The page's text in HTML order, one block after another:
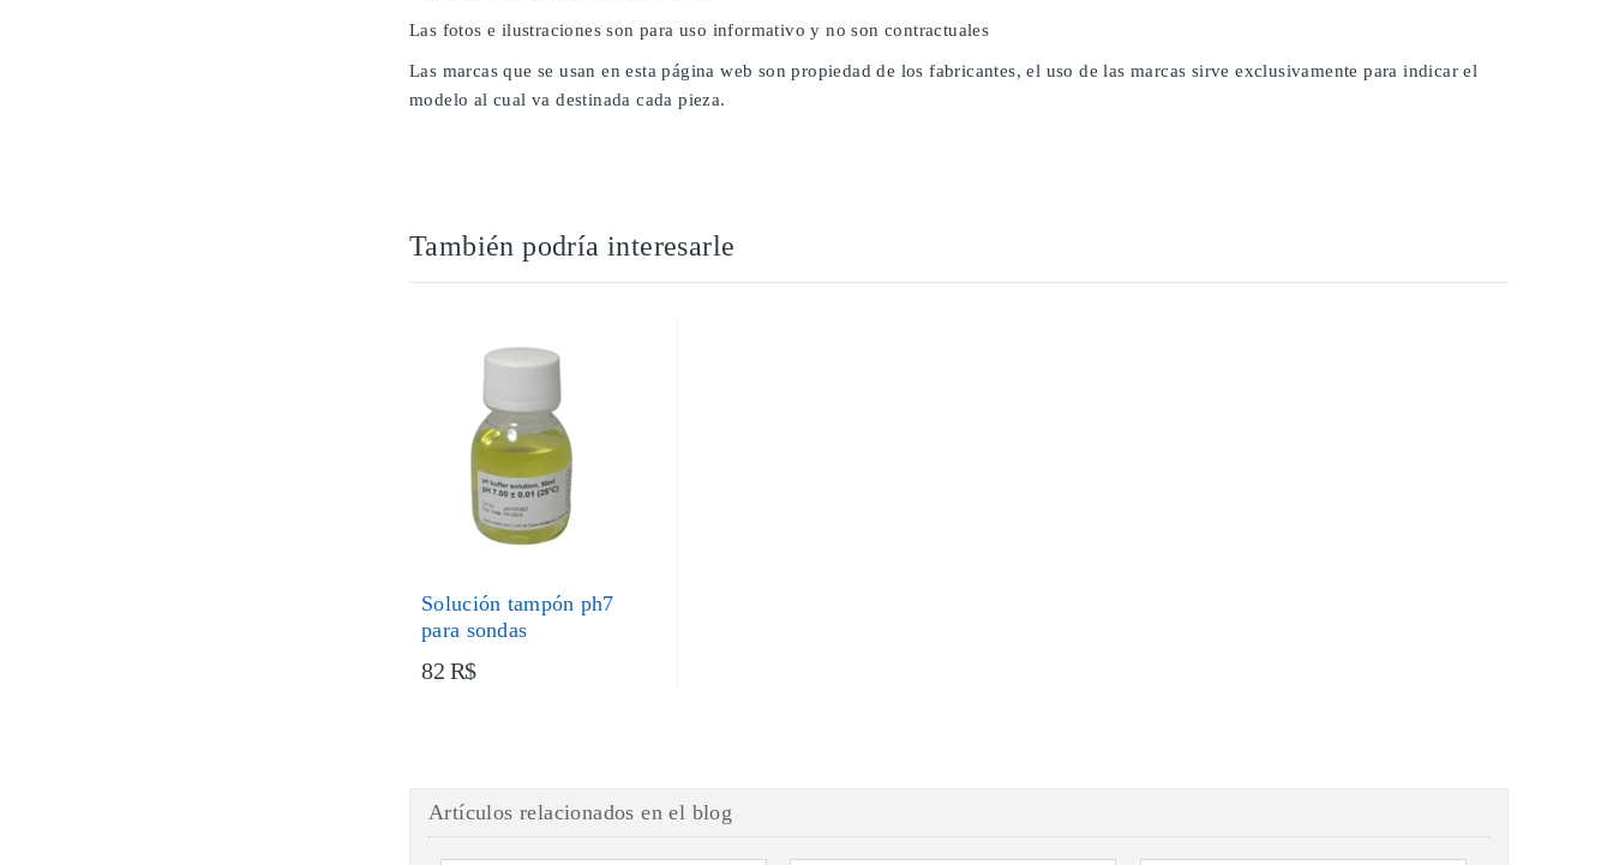
Las fotos e ilustraciones son para uso informativo y no son contractuales
Las marcas que se usan en esta página web son propiedad de los fabricantes, el uso de las marcas sirve exclusivamente para indicar el
modelo al cual va destinada cada pieza.
También podría interesarle
Solución tampón ph7
para sondas
82 R$
Artículos relacionados en el blog